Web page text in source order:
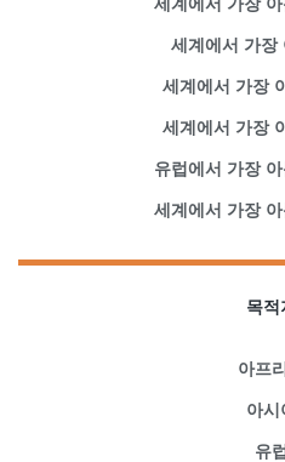
세계에서 가장
세계에서 가장
세계에서 가장
유럽에서 가장
세계에서 가장
목적
아프
아시
유럽